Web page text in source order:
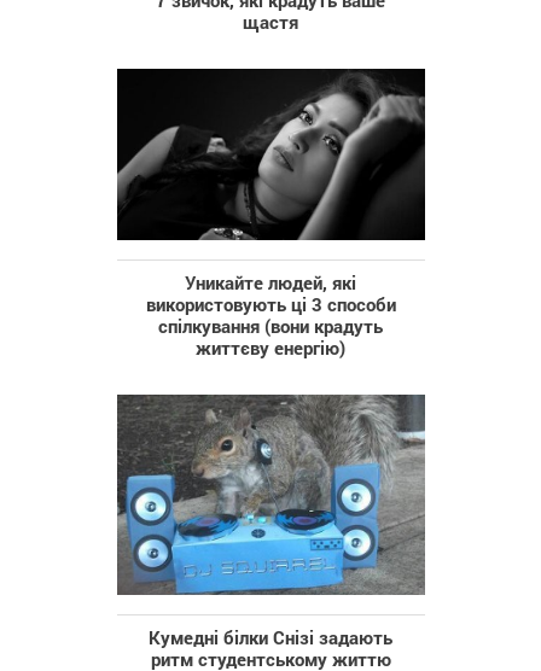
щастя
Уникайте людей, які
використовують ці 3 способи
спілкування (вони крадуть
життєву енергію)
Кумедні білки Снізі задають
ритм студентському життю